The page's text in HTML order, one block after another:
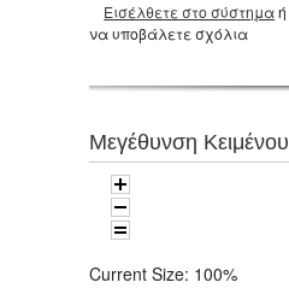
Εισέλθετε στο σύστημαή
να υποβάλετε σχόλια
Μεγέθυνση Κειμένου
Current Size: 100%